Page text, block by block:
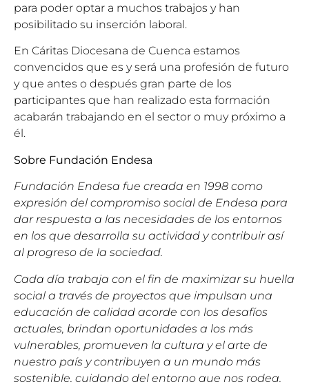
para poder optar a muchos trabajos y han
posibilitado su inserción laboral.
En Cáritas Diocesana de Cuenca estamos
convencidos que es y será una profesión de futuro
y que antes o después gran parte de los
participantes que han realizado esta formación
acabarán trabajando en el sector o muy próximo a
él.
Sobre Fundación Endesa
Fundación Endesa fue creada en 1998 como
expresión del compromiso social de Endesa para
dar respuesta a las necesidades de los entornos
en los que desarrolla su actividad y contribuir así
al progreso de la sociedad.
Cada día trabaja con el fin de maximizar su huella
social a través de proyectos que impulsan una
educación de calidad acorde con los desafíos
actuales, brindan oportunidades a los más
vulnerables, promueven la cultura y el arte de
nuestro país y contribuyen a un mundo más
sostenible, cuidando del entorno que nos rodea.